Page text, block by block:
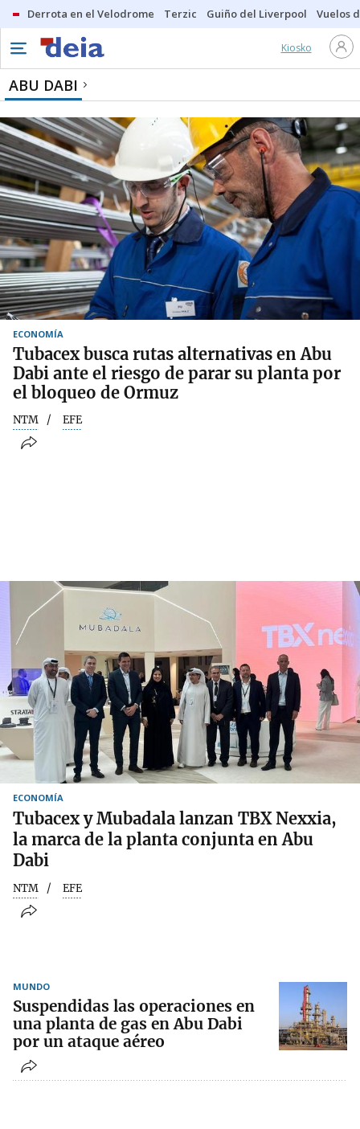
Derrota en el Velodrome Terzic Guiño del Liverpool Vuelos
Kiosko
ABU DABI
ECONOMÍA
Tubacex busca rutas alternativas en Abu
Dabi ante el riesgo de parar su planta por
el bloqueo de Ormuz
NTM EFE
ECONOMÍA
Tubacex y Mubadala lanzan TBX Nexxia,
la marca de la planta conjunta en Abu
Dabi
NTM EFE
MUNDO
Suspendidas las operaciones en
una planta de gas en Abu Dabi
por un ataque aéreo